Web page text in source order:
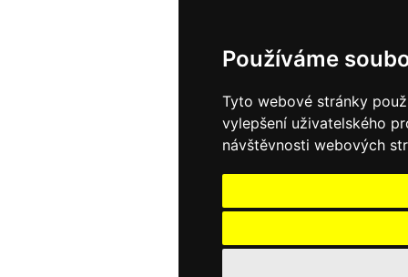
Používáme
Tyto webové stránky
vylepšení uživatelského
návštěvnosti webových